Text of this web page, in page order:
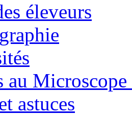
éleveurs
au
astuces